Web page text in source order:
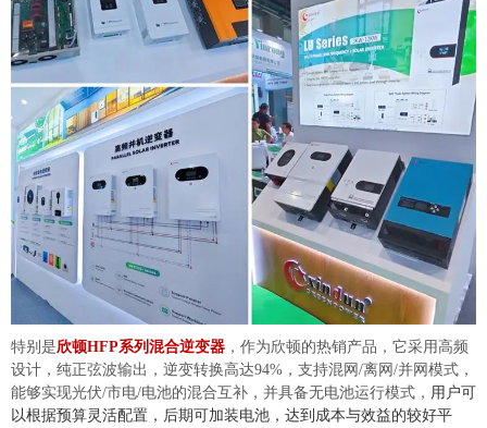
特别是欣顿HFP系列混合逆变器 ，作为欣顿的热销产品，它采用高频
设计，纯正弦波输出，逆变转换高达94%， 支持混网/离网/并网模式，
能够实现光伏/市电/电池的混合互补，并具备无电池运行模式， 用户可
以根据预算灵活配置，后期可加装电池，达到成本与效益的较好平